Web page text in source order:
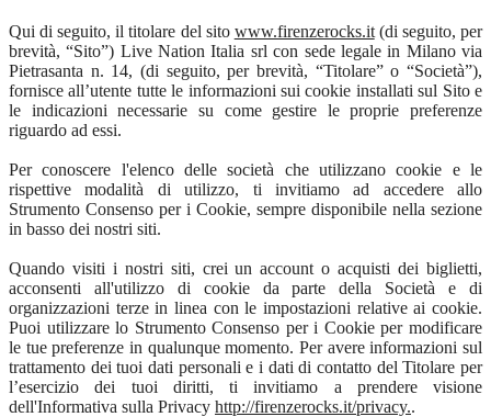
Qui di seguito, il titolare del sito www.firenzerocks.it(di seguito, per
brevità, “Sito”) Live Nation Italia srl con sede legale in Milano via
Pietrasanta n. 14, (di seguito, per brevità, “Titolare” o “Società”),
fornisce all’utente tutte le informazioni sui cookie installati sul Sito e
le indicazioni necessarie su come gestire le proprie preferenze
riguardo ad essi.
Per conoscere l'elenco delle società che utilizzano cookie e le
rispettive modalità di utilizzo, ti invitiamo ad accedere allo
Strumento Consenso per i Cookie, sempre disponibile nella sezione
in basso dei nostri siti.
Quando visiti i nostri siti, crei un account o acquisti dei biglietti,
acconsenti all'utilizzo di cookie da parte della Società e di
organizzazioni terze in linea con le impostazioni relative ai cookie.
Puoi utilizzare lo Strumento Consenso per i Cookie per modificare
le tue preferenze in qualunque momento. Per avere informazioni sul
trattamento dei tuoi dati personali e i dati di contatto del Titolare per
l’esercizio dei tuoi diritti, ti invitiamo a prendere visione
dell'Informativa sulla Privacy http://firenzerocks.it/privacy..